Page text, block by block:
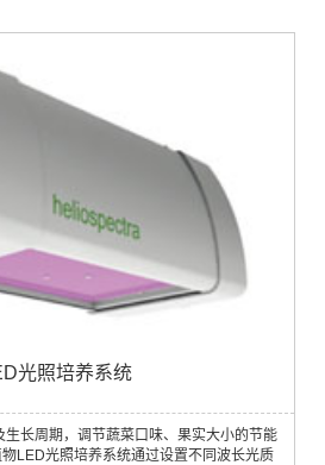
光照培养系统
长周期，调节蔬菜口味、果实大小的节能
LED光照培养系统通过设置不同波长光质